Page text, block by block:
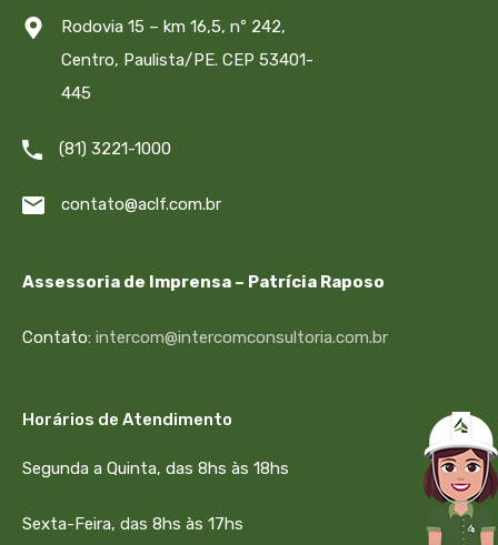
Rodovia 15 – km 16,5, nº 242,
Centro, Paulista/PE. CEP 53401-
445
(81) 3221-1000
contato@aclf.com.br
Assessoria de Imprensa – Patrícia Raposo
Contato: intercom@intercomconsultoria.com.br
Horários de Atendimento
Segunda a Quinta, das 8hs às 18hs
Sexta-Feira, das 8hs às 17hs